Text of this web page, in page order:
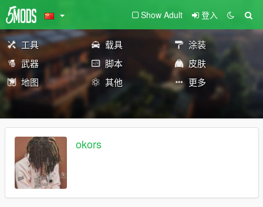
Show Adult 登入
工具 载具
涂装
武器
脚本
皮肤
地图
其他 更多
okors